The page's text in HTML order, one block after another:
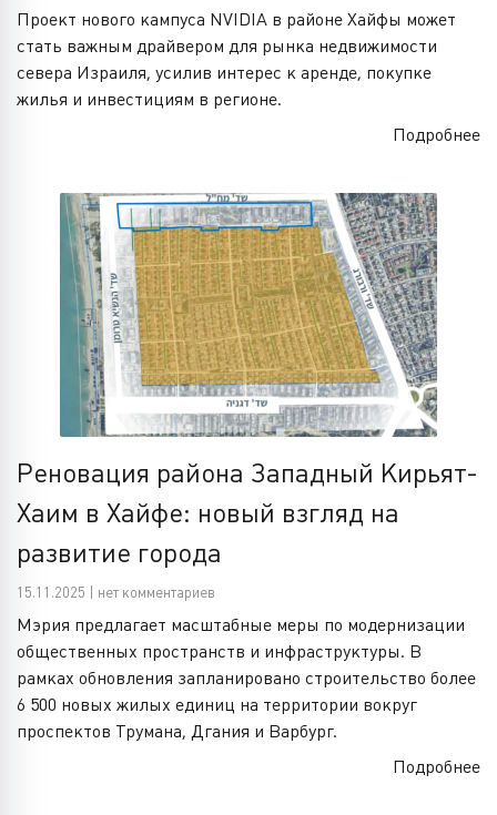
Проект нового кампуса NVIDIA в районе Хайфы может
стать важным драйвером для рынка недвижимости
севера Израиля, усилив интерес к аренде, покупке
жилья и инвестициям в регионе.
Подробнее
Реновация района Западный Кирьят-
Хаим в Хайфе: новый взгляд на
развитие города
15.11.2025 | нет комментариев
Мэрия предлагает масштабные меры по модернизации
общественных пространств и инфраструктуры. В
рамках обновления запланировано строительство более
6 500 новых жилых единиц на территории вокруг
проспектов Трумана, Дгания и Варбург.
Подробнее